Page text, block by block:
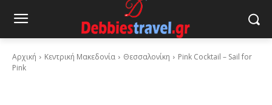
Αρχική Κεντρική Μακεδονία Θεσσαλονίκη
Pink Cocktail – Sail for
Pink